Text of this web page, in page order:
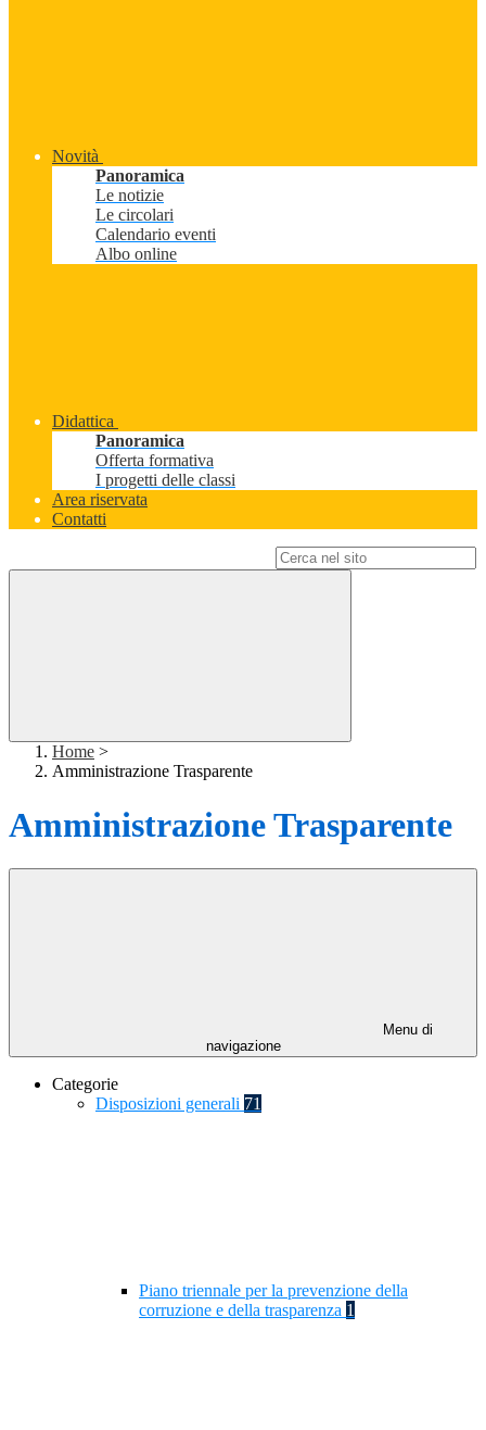
Novità
Panoramica
Le notizie
Le circolari
Calendario eventi
Albo online
Didattica
Panoramica
Offerta formativa
I progetti delle classi
Area riservata
Contatti
Home >
Amministrazione Trasparente
Amministrazione Trasparente
Menu di
navigazione
Categorie
Disposizioni generali 71
Piano triennale per la prevenzione della
corruzione e della trasparenza 1